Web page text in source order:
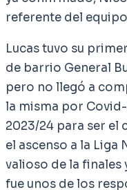
referente del
Lucas tuvo su
de barrio General
pero no llegó a
la misma por
2023/24 para ser el
el ascenso a la Liga
valioso de la finales
fue unos de los